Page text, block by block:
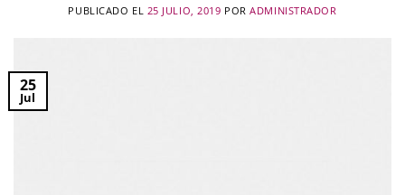
PUBLICADO EL 25 JULIO, 2019 PORADMINISTRADOR
25
Jul